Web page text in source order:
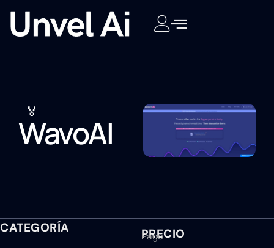
🏅
WavoAI
CATEGORÍA PRECIO
Pago